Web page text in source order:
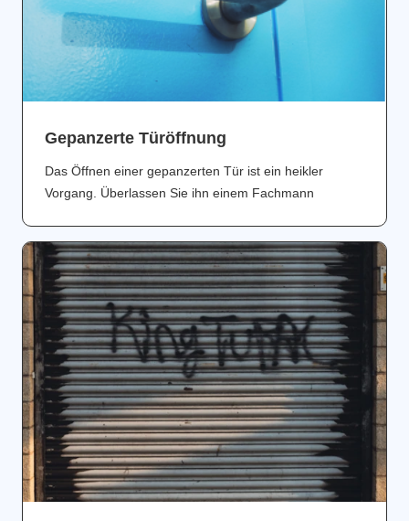
Gepanzerte Türöffnung
Das Öffnen einer gepanzerten Tür ist ein heikler
Vorgang. Überlassen Sie ihn einem Fachmann